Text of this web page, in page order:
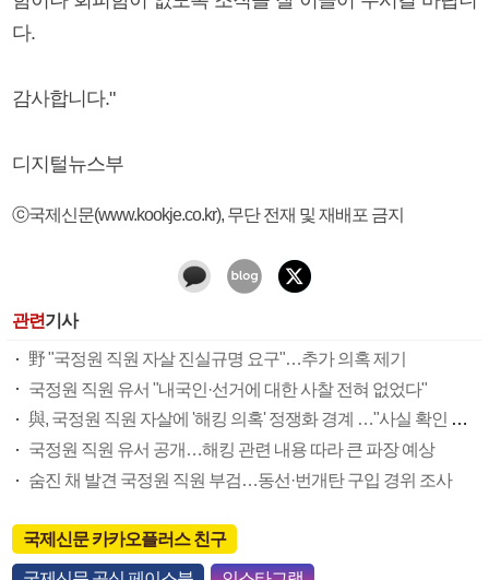
다.
감사합니다."
디지털뉴스부
ⓒ국제신문(www.kookje.co.kr), 무단 전재 및 재배포 금지
관련기사
野 "국정원 직원 자살 진실규명 요구"…추가 의혹 제기
국정원 직원 유서 "내국인·선거에 대한 사찰 전혀 없었다"
與, 국정원 직원 자살에 '해킹 의혹' 정쟁화 경계 …"사실 확인 우선"
국정원 직원 유서 공개…해킹 관련 내용 따라 큰 파장 예상
숨진 채 발견 국정원 직원 부검…동선·번개탄 구입 경위 조사
국제신문 카카오플러스 친구